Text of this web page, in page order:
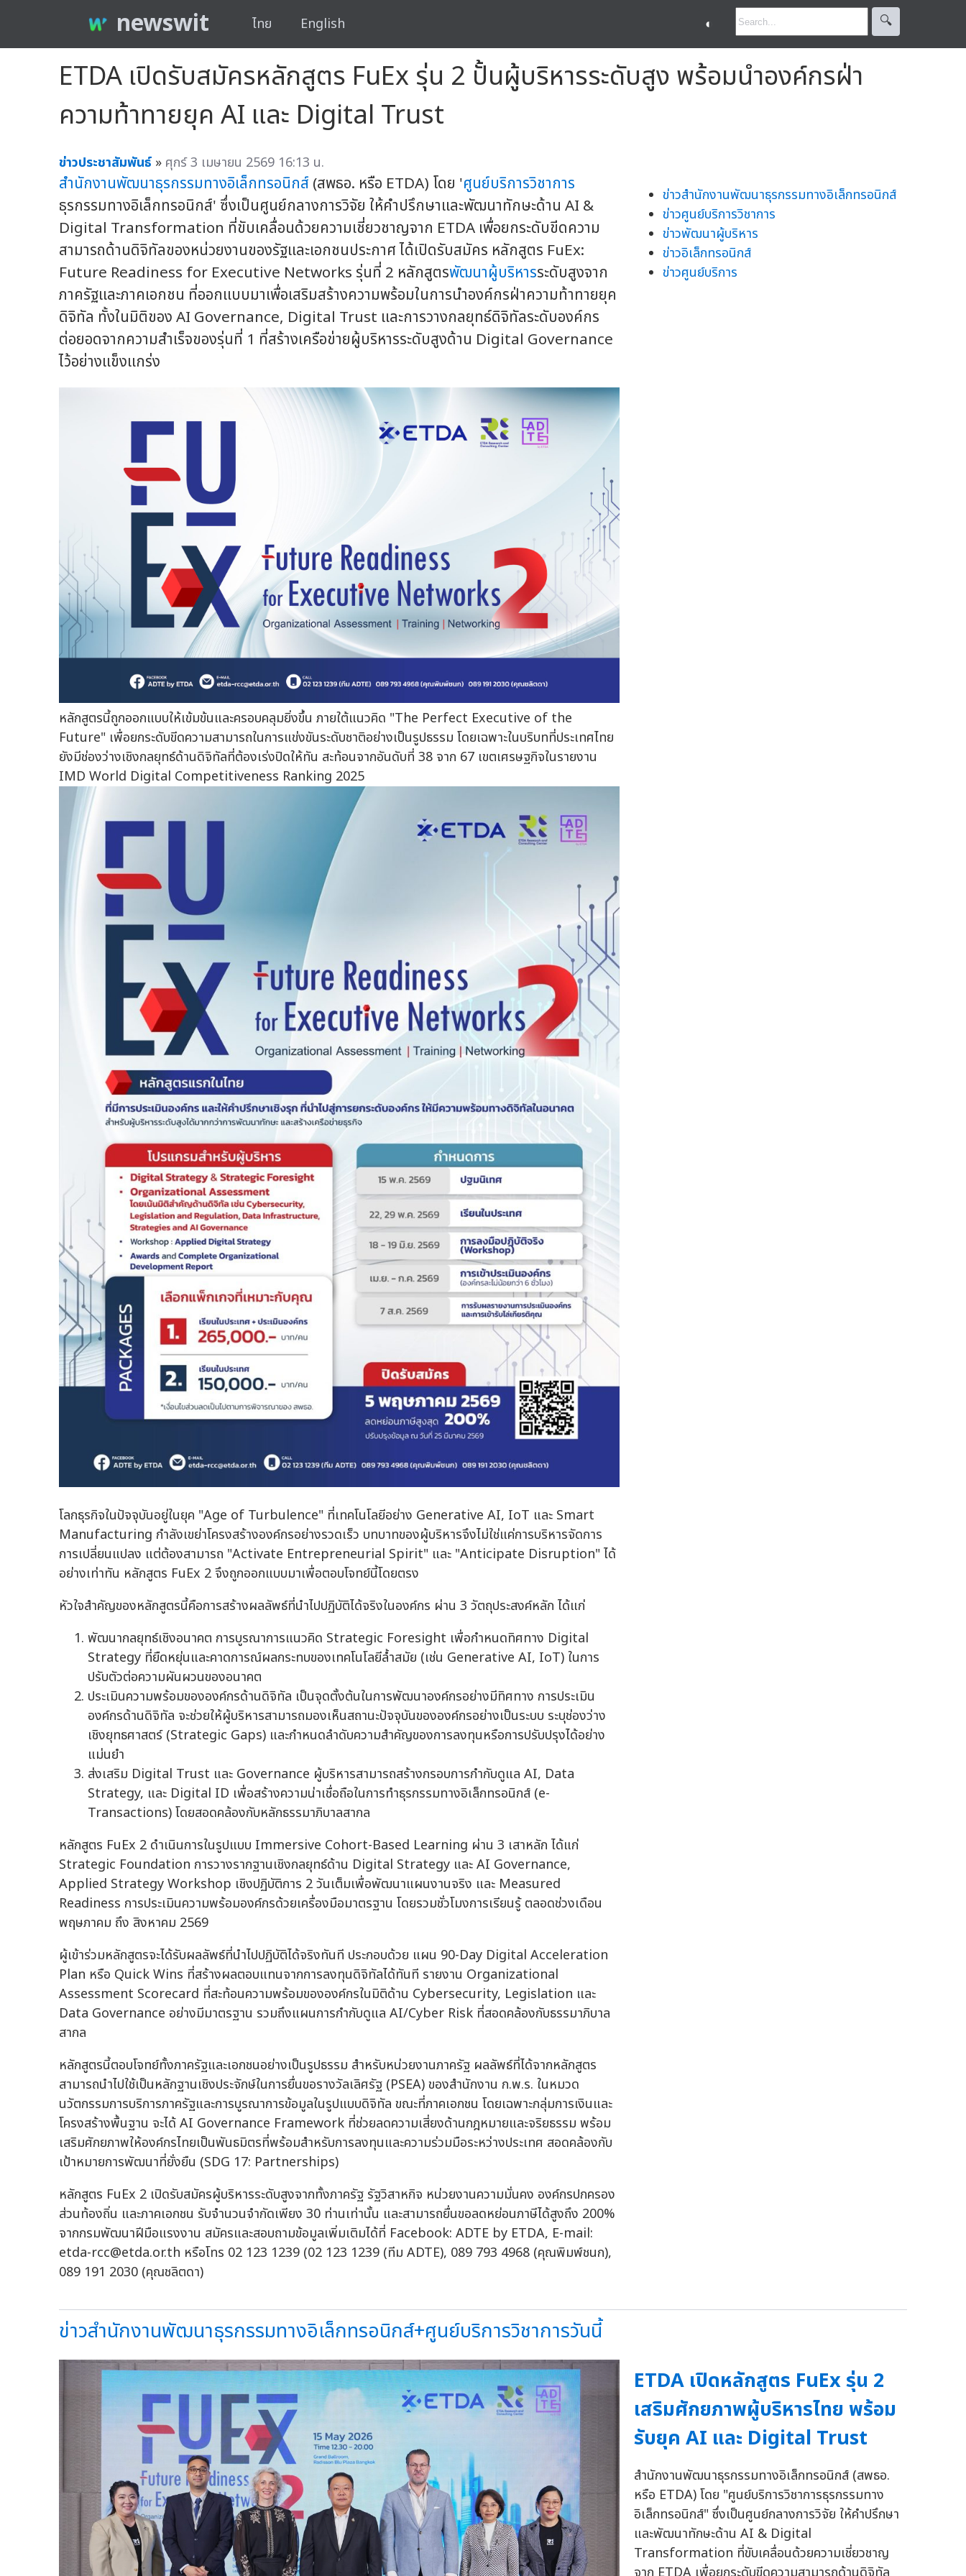
newswit ไทย English ◐ 🔍︎
ETDA เปิดรับสมัครหลักสูตร FuEx รุ่น 2 ปั้นผู้บริหารระดับสูง พร้อมนำองค์กรฝ่า
ความท้าทายยุค AI และ Digital Trust
ข่าวประชาสัมพันธ์ » ศุกร์ 3 เมษายน 2569 16:13 น.
สำนักงานพัฒนาธุรกรรมทางอิเล็กทรอนิกส์ (สพธอ. หรือ ETDA) โดย 'ศูนย์บริการวิชาการ
ธุรกรรมทางอิเล็กทรอนิกส์' ซึ่งเป็นศูนย์กลางการวิจัย ให้คำปรึกษาและพัฒนาทักษะด้าน AI &
Digital Transformation ที่ขับเคลื่อนด้วยความเชี่ยวชาญจาก ETDA เพื่อยกระดับขีดความ
สามารถด้านดิจิทัลของหน่วยงานของรัฐและเอกชนประกาศ ได้เปิดรับสมัคร หลักสูตร FuEx:
Future Readiness for Executive Networks รุ่นที่ 2 หลักสูตรพัฒนาผู้บริหารระดับสูงจาก
ภาครัฐและภาคเอกชน ที่ออกแบบมาเพื่อเสริมสร้างความพร้อมในการนำองค์กรฝ่าความท้าทายยุค
ดิจิทัล ทั้งในมิติของ AI Governance, Digital Trust และการวางกลยุทธ์ดิจิทัลระดับองค์กร
ต่อยอดจากความสำเร็จของรุ่นที่ 1 ที่สร้างเครือข่ายผู้บริหารระดับสูงด้าน Digital Governance
ไว้อย่างแข็งแกร่ง
หลักสูตรนี้ถูกออกแบบให้เข้มข้นและครอบคลุมยิ่งขึ้น ภายใต้แนวคิด "The Perfect Executive of the
Future" เพื่อยกระดับขีดความสามารถในการแข่งขันระดับชาติอย่างเป็นรูปธรรม โดยเฉพาะในบริบทที่ประเทศไทย
ยังมีช่องว่างเชิงกลยุทธ์ด้านดิจิทัลที่ต้องเร่งปิดให้ทัน สะท้อนจากอันดับที่ 38 จาก 67 เขตเศรษฐกิจในรายงาน
IMD World Digital Competitiveness Ranking 2025
โลกธุรกิจในปัจจุบันอยู่ในยุค "Age of Turbulence" ที่เทคโนโลยีอย่าง Generative AI, IoT และ Smart
Manufacturing กำลังเขย่าโครงสร้างองค์กรอย่างรวดเร็ว บทบาทของผู้บริหารจึงไม่ใช่แค่การบริหารจัดการ
การเปลี่ยนแปลง แต่ต้องสามารถ "Activate Entrepreneurial Spirit" และ "Anticipate Disruption" ได้
อย่างเท่าทัน หลักสูตร FuEx 2 จึงถูกออกแบบมาเพื่อตอบโจทย์นี้โดยตรง
หัวใจสำคัญของหลักสูตรนี้คือการสร้างผลลัพธ์ที่นำไปปฏิบัติได้จริงในองค์กร ผ่าน 3 วัตถุประสงค์หลัก ได้แก่
พัฒนากลยุทธ์เชิงอนาคต การบูรณาการแนวคิด Strategic Foresight เพื่อกำหนดทิศทาง Digital
Strategy ที่ยืดหยุ่นและคาดการณ์ผลกระทบของเทคโนโลยีล้ำสมัย (เช่น Generative AI, IoT) ในการ
ปรับตัวต่อความผันผวนของอนาคต
ประเมินความพร้อมขององค์กรด้านดิจิทัล เป็นจุดตั้งต้นในการพัฒนาองค์กรอย่างมีทิศทาง การประเมิน
องค์กรด้านดิจิทัล จะช่วยให้ผู้บริหารสามารถมองเห็นสถานะปัจจุบันขององค์กรอย่างเป็นระบบ ระบุช่องว่าง
เชิงยุทธศาสตร์ (Strategic Gaps) และกำหนดลำดับความสำคัญของการลงทุนหรือการปรับปรุงได้อย่าง
แม่นยำ
ส่งเสริม Digital Trust และ Governance ผู้บริหารสามารถสร้างกรอบการกำกับดูแล AI, Data
Strategy, และ Digital ID เพื่อสร้างความน่าเชื่อถือในการทำธุรกรรมทางอิเล็กทรอนิกส์ (e-
Transactions) โดยสอดคล้องกับหลักธรรมาภิบาลสากล
หลักสูตร FuEx 2 ดำเนินการในรูปแบบ Immersive Cohort-Based Learning ผ่าน 3 เสาหลัก ได้แก่
Strategic Foundation การวางรากฐานเชิงกลยุทธ์ด้าน Digital Strategy และ AI Governance,
Applied Strategy Workshop เชิงปฏิบัติการ 2 วันเต็มเพื่อพัฒนาแผนงานจริง และ Measured
Readiness การประเมินความพร้อมองค์กรด้วยเครื่องมือมาตรฐาน โดยรวมชั่วโมงการเรียนรู้ ตลอดช่วงเดือน
พฤษภาคม ถึง สิงหาคม 2569
ผู้เข้าร่วมหลักสูตรจะได้รับผลลัพธ์ที่นำไปปฏิบัติได้จริงทันที ประกอบด้วย แผน 90-Day Digital Acceleration
Plan หรือ Quick Wins ที่สร้างผลตอบแทนจากการลงทุนดิจิทัลได้ทันที รายงาน Organizational
Assessment Scorecard ที่สะท้อนความพร้อมขององค์กรในมิติด้าน Cybersecurity, Legislation และ
Data Governance อย่างมีมาตรฐาน รวมถึงแผนการกำกับดูแล AI/Cyber Risk ที่สอดคล้องกับธรรมาภิบาล
สากล
หลักสูตรนี้ตอบโจทย์ทั้งภาครัฐและเอกชนอย่างเป็นรูปธรรม สำหรับหน่วยงานภาครัฐ ผลลัพธ์ที่ได้จากหลักสูตร
สามารถนำไปใช้เป็นหลักฐานเชิงประจักษ์ในการยื่นขอรางวัลเลิศรัฐ (PSEA) ของสำนักงาน ก.พ.ร. ในหมวด
นวัตกรรมการบริการภาครัฐและการบูรณาการข้อมูลในรูปแบบดิจิทัล ขณะที่ภาคเอกชน โดยเฉพาะกลุ่มการเงินและ
โครงสร้างพื้นฐาน จะได้ AI Governance Framework ที่ช่วยลดความเสี่ยงด้านกฎหมายและจริยธรรม พร้อม
เสริมศักยภาพให้องค์กรไทยเป็นพันธมิตรที่พร้อมสำหรับการลงทุนและความร่วมมือระหว่างประเทศ สอดคล้องกับ
เป้าหมายการพัฒนาที่ยั่งยืน (SDG 17: Partnerships)
หลักสูตร FuEx 2 เปิดรับสมัครผู้บริหารระดับสูงจากทั้งภาครัฐ รัฐวิสาหกิจ หน่วยงานความมั่นคง องค์กรปกครอง
ส่วนท้องถิ่น และภาคเอกชน รับจำนวนจำกัดเพียง 30 ท่านเท่านั้น และสามารถยื่นขอลดหย่อนภาษีได้สูงถึง 200%
จากกรมพัฒนาฝีมือแรงงาน สมัครและสอบถามข้อมูลเพิ่มเติมได้ที่ Facebook: ADTE by ETDA, E-mail:
etda-rcc@etda.or.th หรือโทร 02 123 1239 (02 123 1239 (ทีม ADTE), 089 793 4968 (คุณพิมพ์ชนก),
089 191 2030 (คุณชลิตดา)
ข่าวสำนักงานพัฒนาธุรกรรมทางอิเล็กทรอนิกส์
ข่าวศูนย์บริการวิชาการ
ข่าวพัฒนาผู้บริหาร
ข่าวอิเล็กทรอนิกส์
ข่าวศูนย์บริการ
ข่าวสำนักงานพัฒนาธุรกรรมทางอิเล็กทรอนิกส์+ศูนย์บริการวิชาการวันนี้
ETDA เปิดหลักสูตร FuEx รุ่น 2
เสริมศักยภาพผู้บริหารไทย พร้อม
รับยุค AI และ Digital Trust
สำนักงานพัฒนาธุรกรรมทางอิเล็กทรอนิกส์ (สพธอ.
หรือ ETDA) โดย "ศูนย์บริการวิชาการธุรกรรมทาง
อิเล็กทรอนิกส์" ซึ่งเป็นศูนย์กลางการวิจัย ให้คำปรึกษา
และพัฒนาทักษะด้าน AI & Digital
Transformation ที่ขับเคลื่อนด้วยความเชี่ยวชาญ